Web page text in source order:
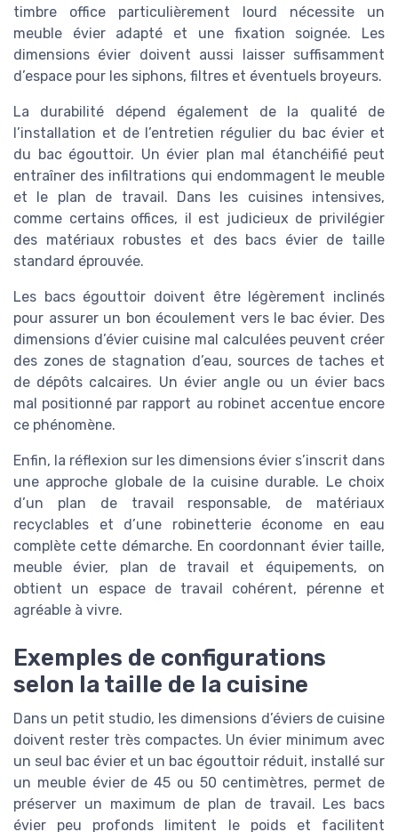
timbre office particulièrement lourd nécessite un
meuble évier adapté et une fixation soignée. Les
dimensions évier doivent aussi laisser suffisamment
d’espace pour les siphons, filtres et éventuels broyeurs.
La durabilité dépend également de la qualité de
l’installation et de l’entretien régulier du bac évier et
du bac égouttoir. Un évier plan mal étanchéifié peut
entraîner des infiltrations qui endommagent le meuble
et le plan de travail. Dans les cuisines intensives,
comme certains offices, il est judicieux de privilégier
des matériaux robustes et des bacs évier de taille
standard éprouvée.
Les bacs égouttoir doivent être légèrement inclinés
pour assurer un bon écoulement vers le bac évier. Des
dimensions d’évier cuisine mal calculées peuvent créer
des zones de stagnation d’eau, sources de taches et
de dépôts calcaires. Un évier angle ou un évier bacs
mal positionné par rapport au robinet accentue encore
ce phénomène.
Enfin, la réflexion sur les dimensions évier s’inscrit dans
une approche globale de la cuisine durable. Le choix
d’un plan de travail responsable, de matériaux
recyclables et d’une robinetterie économe en eau
complète cette démarche. En coordonnant évier taille,
meuble évier, plan de travail et équipements, on
obtient un espace de travail cohérent, pérenne et
agréable à vivre.
Exemples de configurations
selon la taille de la cuisine
Dans un petit studio, les dimensions d’éviers de cuisine
doivent rester très compactes. Un évier minimum avec
un seul bac évier et un bac égouttoir réduit, installé sur
un meuble évier de 45 ou 50 centimètres, permet de
préserver un maximum de plan de travail. Les bacs
évier peu profonds limitent le poids et facilitent